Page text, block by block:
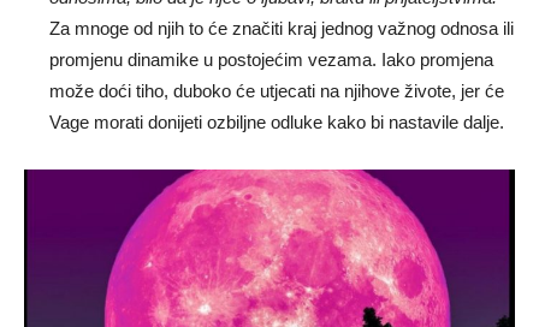
Za mnoge od njih to će značiti kraj jednog važnog odnosa ili
promjenu dinamike u postojećim vezama. Iako promjena
može doći tiho, duboko će utjecati na njihove živote, jer će
Vage morati donijeti ozbiljne odluke kako bi nastavile dalje.